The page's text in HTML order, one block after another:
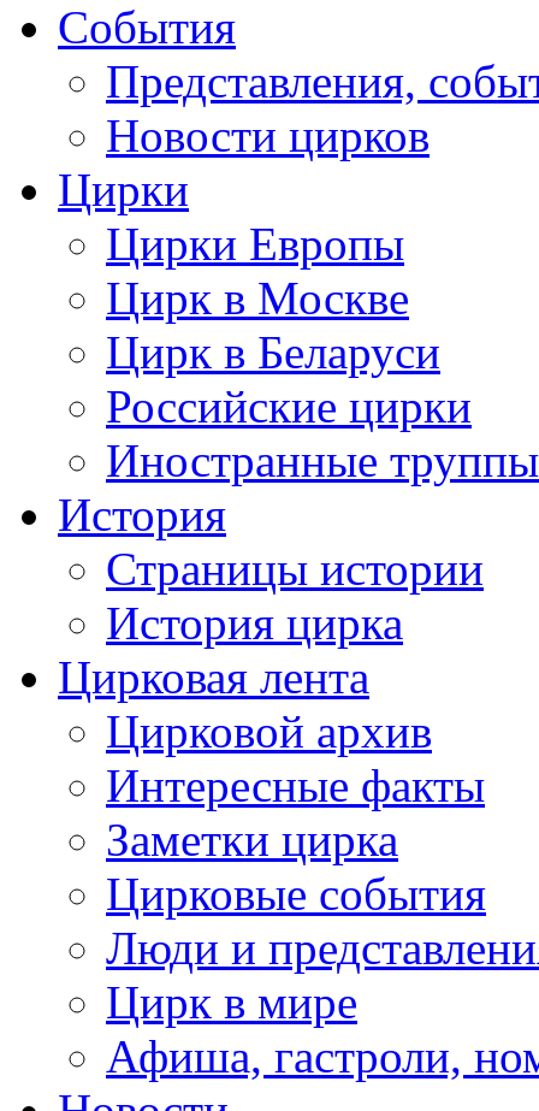
События
Представления,
Новости цирков
Цирки
Цирки Европы
Цирк в Москве
Цирк в Беларуси
Российские цирки
Иностранные труппы
История
Страницы истории
История цирка
Цирковая лента
Цирковой архив
Интересные факты
Заметки цирка
Цирковые события
Люди и
Цирк в мире
Афиша, гастроли,